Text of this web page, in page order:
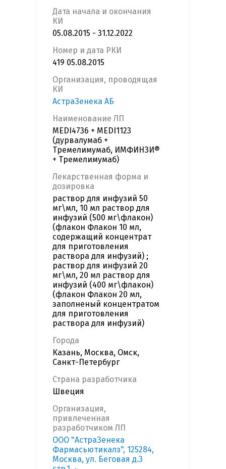
Дата начала и окончания
КИ
05.08.2015 - 31.12.2022
Номер и дата РКИ
419 05.08.2015
Организация, проводящая
КИ
АстраЗенека АБ
Наименование ЛП
MEDI4736 + MEDI1123
(дурвалумаб +
Тремелимумаб, ИМФИНЗИ®
+ Тремелимумаб)
Лекарственная форма и
дозировка
раствор для инфузий 50
мг\мл, 10 мл раствор для
инфузий (500 мг\флакон)
(флакон Флакон 10 мл,
содержащий концентрат
для приготовления
раствора для инфузий) ;
раствор для инфузий 20
мг\мл, 20 мл раствор для
инфузий (400 мг\флакон)
(флакон Флакон 20 мл,
заполненый концентратом
для приготовления
раствора для инфузий)
Города
Казань, Москва, Омск,
Санкт-Петербург
Страна разработчика
Швеция
Организация,
привлеченная
разработчиком ЛП
ООО "АстраЗенека
Фармасьютикалз", 125284,
Москва, ул. Беговая д.3